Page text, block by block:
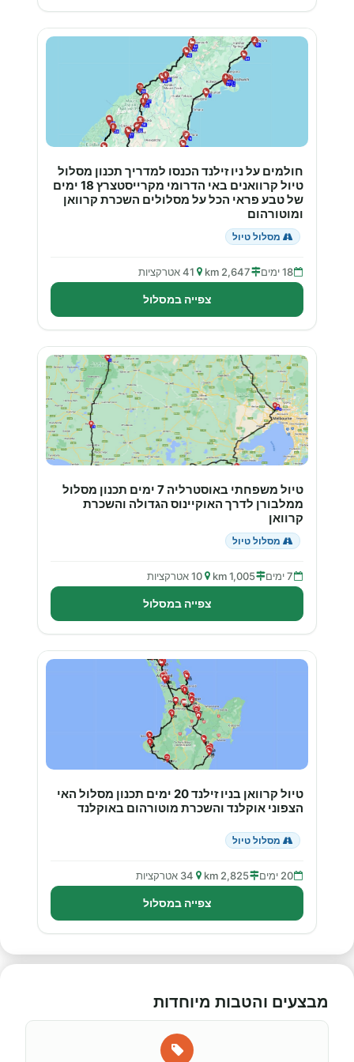
חולמים על ניו זילנד הכנסו למדריך תכנון מסלול
טיול קרוואנים באי הדרומי מקרייסטצרץ 18 ימים
של טבע פראי הכל על מסלולים השכרת קרוואן
ומוטורהום
מסלול טיול
18 ימים 2,647 km 41 אטרקציות
צפייה במסלול
טיול משפחתי באוסטרליה 7 ימים תכנון מסלול
ממלבורן לדרך האוקיינוס הגדולה והשכרת
קרוואן
מסלול טיול
7 ימים 1,005 km 10 אטרקציות
צפייה במסלול
טיול קרוואן בניו זילנד 20 ימים תכנון מסלול האי
הצפוני אוקלנד והשכרת מוטורהום באוקלנד
מסלול טיול
20 ימים 2,825 km 34 אטרקציות
צפייה במסלול
מבצעים והטבות מיוחדות